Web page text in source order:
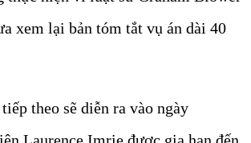
xem lại bản tóm tắt vụ án dài 40
theo sẽ diễn ra vào ngày